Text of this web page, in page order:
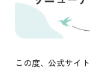
この度、公式サイ